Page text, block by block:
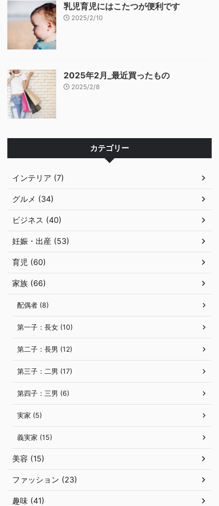
乳児育児にはこたつが便利です
2025/2/10
2025年2月_最近買ったもの
2025/2/8
カテゴリー
インテリア (7)
グルメ (34)
ビジネス (40)
妊娠・出産 (53)
育児 (60)
家族 (66)
配偶者 (8)
第一子：長女 (10)
第二子：長男 (12)
第三子：二男 (17)
第四子：三男 (6)
実家 (5)
義実家 (15)
美容 (15)
ファッション (23)
趣味 (41)